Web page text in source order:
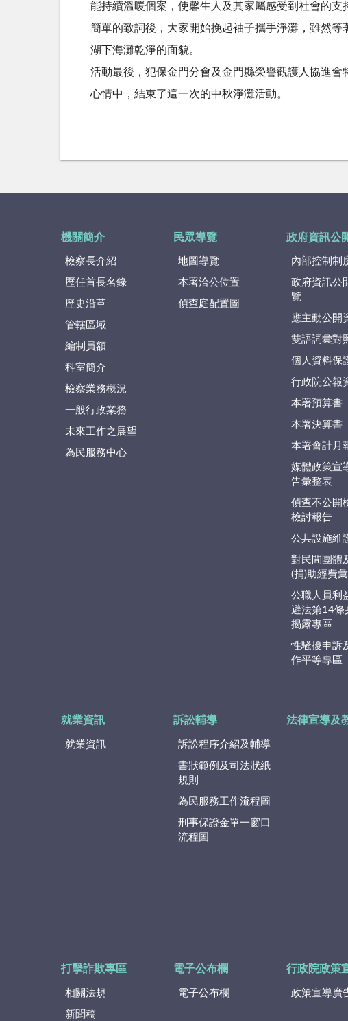
能持續溫暖個案，使馨生人及其家屬感受到社會的支
簡單的致詞後，大家開始挽起袖子攜手淨灘，雖然
湖下海灘乾淨的面貌。
活動最後，犯保金門分會及金門縣榮譽觀護人協進
心情中，結束了這一次的中秋淨灘活動。
機關簡介
檢察長介紹
歷任首長名錄
歷史沿革
管轄區域
編制員額
科室簡介
檢察業務概況
一般行政業務
未來工作之展望
為民服務中心
民眾導覽
地圖導覽
本署洽公位置
偵查庭配置圖
政府資訊公
內部控制制
政府資訊公
覽
應主動公開
雙語詞彙對
個人資料保
行政院公報
本署預算書
本署決算書
本署會計月
媒體政策宣
告彙整表
偵查不公開
檢討報告
公共設施維
對民間團體
(捐)助經費
公職人員利
避法第14條
揭露專區
性騷擾申訴
作平等專區
就業資訊
就業資訊
訴訟輔導
訴訟程序介紹及輔導
書狀範例及司法狀紙
規則
為民服務工作流程圖
刑事保證金單一窗口
流程圖
法律宣導及
打擊詐欺專區
相關法規
新聞稿
電子公布欄
電子公布欄
行政院政策
政策宣導廣